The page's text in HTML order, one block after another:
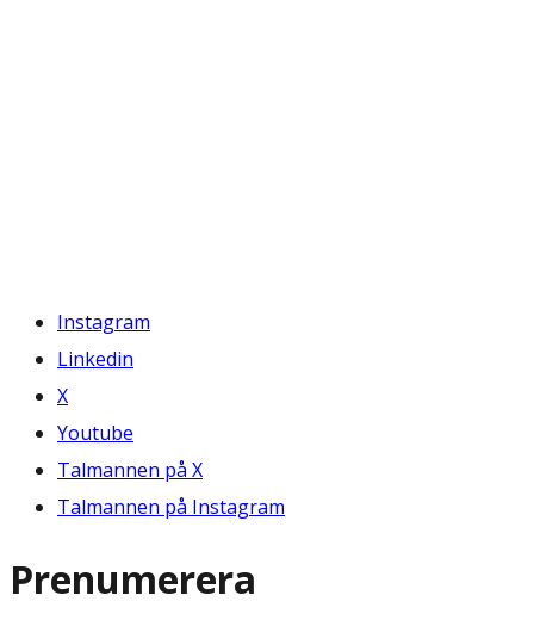
Instagram
Linkedin
X
Youtube
Talmannen på X
Talmannen på Instagram
Prenumerera